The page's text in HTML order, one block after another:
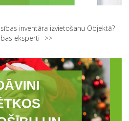
inventāra izvietošanu Objektā?
eksperti